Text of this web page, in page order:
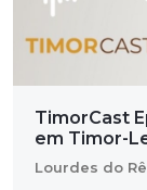
TimorCast
em Timor-
Lourdes do